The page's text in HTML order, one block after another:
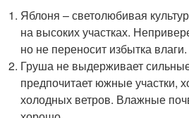
Яблоня – светолюбивая
на высоких участках.
но не переносит избытка влаги.
Груша не выдерживает
предпочитает южные
холодных ветров. Влажные